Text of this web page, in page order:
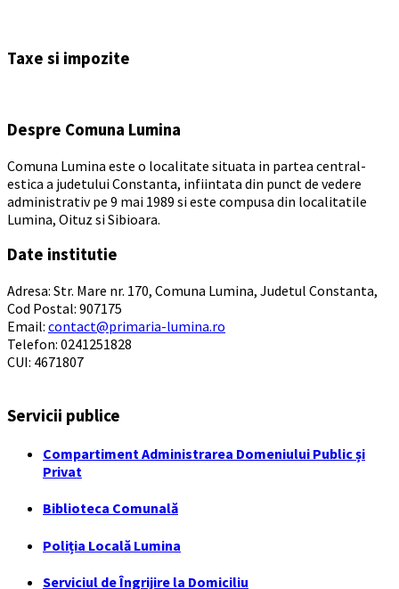
calendar
Taxe si impozite
Despre Comuna Lumina
Comuna Lumina este o localitate situata in partea central-
estica a judetului Constanta, infiintata din punct de vedere
administrativ pe 9 mai 1989 si este compusa din localitatile
Lumina, Oituz si Sibioara.
Date institutie
Adresa: Str. Mare nr. 170, Comuna Lumina, Judetul Constanta,
Cod Postal: 907175
Email: contact@primaria-lumina.ro
Telefon: 0241251828
CUI: 4671807
Servicii publice
Compartiment Administrarea Domeniului Public și
Privat
Biblioteca Comunală
Poliția Locală Lumina
Serviciul de Îngrijire la Domiciliu